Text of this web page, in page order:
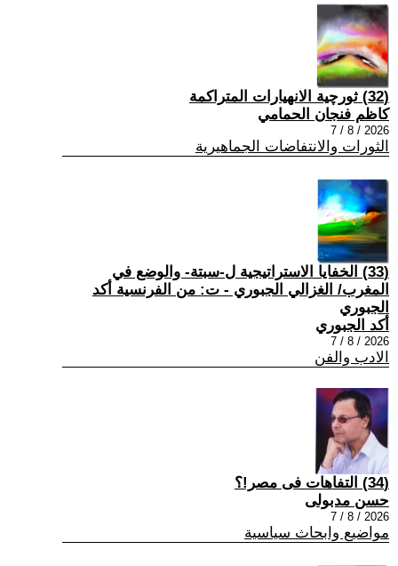
(32) ثورچية الانهيارات المتراكمة
كاظم فنجان الحمامي
2026 / 8 / 7
الثورات والانتفاضات الجماهيرية
(33) الخفايا الاستراتيجية ل-سبتة- والوضع في
المغرب/ الغزالي الجبوري - ت: من الفرنسية أكد
الجبوري
أكد الجبوري
2026 / 8 / 7
الادب والفن
(34) التفاهات فى مصر!؟
حسن مدبولى
2026 / 8 / 7
مواضيع وابحاث سياسية